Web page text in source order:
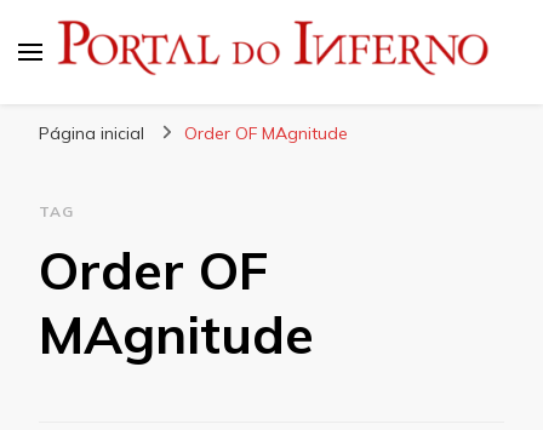
Página inicial Order OF MAgnitude
TAG
Order OF
MAgnitude